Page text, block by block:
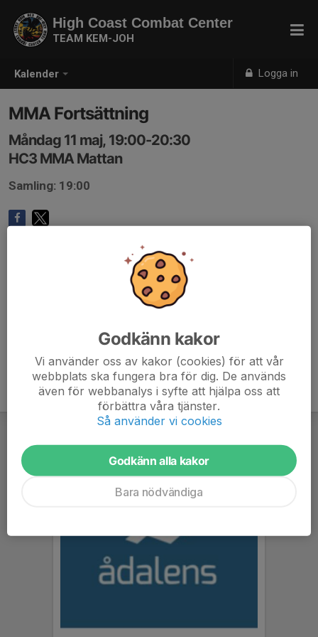
Kalender Logga in
High Coast Combat Center
TEAM KEM-JOH
MMA Fortsättning
Måndag 11 maj, 19:00-20:30
HC3 MMA Mattan
Samling: 19:00
Godkänn kakor
Vi använder oss av kakor (cookies) för att vår
webbplats ska fungera bra för dig. De används
även för webbanalys i syfte att hjälpa oss att
förbättra våra tjänster.
Så använder vi cookies
Godkänn alla kakor
Bara nödvändiga